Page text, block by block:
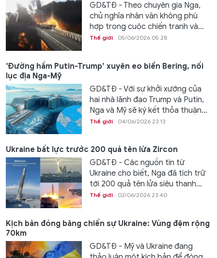
GD&TĐ - Theo chuyên gia Nga,
chủ nghĩa nhân văn không phù
hợp trong cuộc chiến tranh và...
Thế giới 05/06/2026 05:28
‘Đường hầm Putin-Trump’ xuyên eo biển Bering, nối
lục địa Nga-Mỹ
GD&TĐ - Với sự khởi xướng của
hai nhà lãnh đạo Trump và Putin,
Nga và Mỹ sẽ ký kết thỏa thuận...
Thế giới 04/06/2026 23:13
Ukraine bất lực trước 200 quả tên lửa Zircon
GD&TĐ - Các nguồn tin từ
Ukraine cho biết, Nga đã tích trữ
tới 200 quả tên lửa siêu thanh...
Thế giới 02/06/2026 23:40
Kịch bản đóng băng chiến sự Ukraine: Vùng đệm rộng
70km
GD&TĐ - Mỹ và Ukraine đang